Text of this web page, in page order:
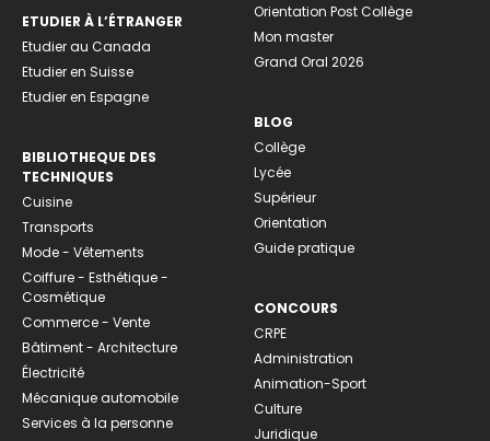
ETUDIER À L’ÉTRANGER
Etudier au Canada
Etudier en Suisse
Etudier en Espagne
BIBLIOTHEQUE DES
TECHNIQUES
Cuisine
Transports
Mode - Vêtements
Coiffure - Esthétique -
Cosmétique
Commerce - Vente
Bâtiment - Architecture
Électricité
Mécanique automobile
Services à la personne
Orientation Post Collège
Mon master
Grand Oral 2026
BLOG
Collège
Lycée
Supérieur
Orientation
Guide pratique
CONCOURS
CRPE
Administration
Animation-Sport
Culture
Juridique